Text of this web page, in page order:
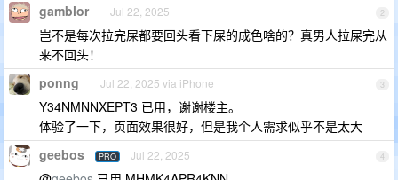
2
gamblor Jul 22, 2025
岂不是每次拉完屎都要回头看下屎的成色啥的？真男人拉屎完从
来不回头！
3
ponng Jul 22, 2025 via iPhone
Y34NMNNXEPT3 已用，谢谢楼主。
体验了一下，页面效果很好，但是我个人需求似乎不是太大
4
geebos PRO Jul 22, 2025